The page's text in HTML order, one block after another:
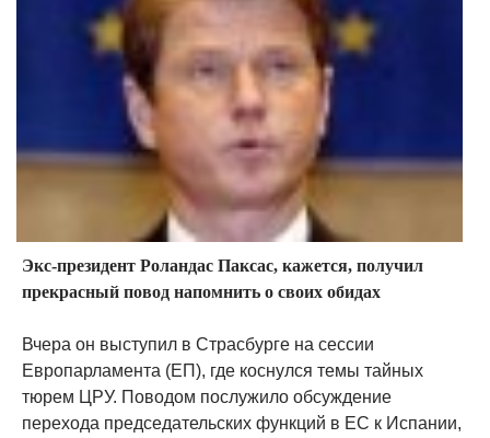
Экс-президент Роландас Паксас, кажется, получил
прекрасный повод напомнить о своих обидах
Вчера он выступил в Страсбурге на сессии
Европарламента (ЕП), где коснулся темы тайных
тюрем ЦРУ. Поводом послужило обсуждение
перехода председательских функций в ЕС к Испании,